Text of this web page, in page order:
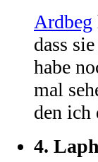
Ardbeg
dass
habe
mal
den ich
4.